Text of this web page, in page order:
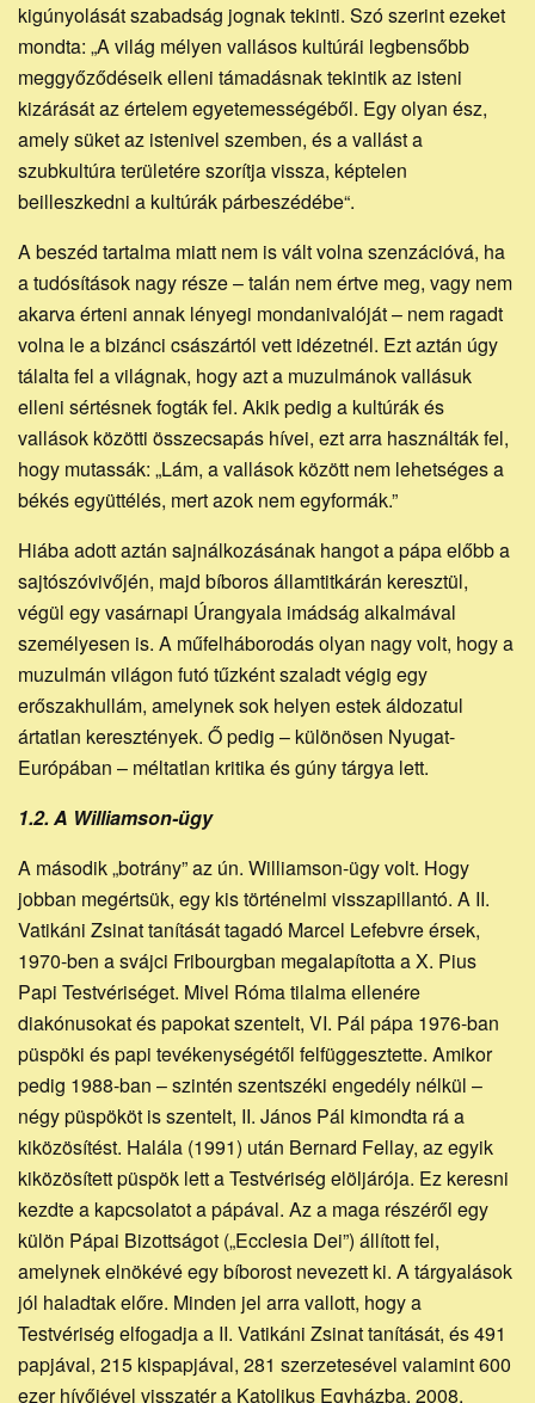
kigúnyolását szabadság jognak tekinti. Szó szerint ezeket
mondta: „A világ mélyen vallásos kultúrái legbensőbb
meggyőződéseik elleni támadásnak tekintik az isteni
kizárását az értelem egyetemességéből. Egy olyan ész,
amely süket az istenivel szemben, és a vallást a
szubkultúra területére szorítja vissza, képtelen
beilleszkedni a kultúrák párbeszédébe“.
A beszéd tartalma miatt nem is vált volna szenzációvá, ha
a tudósítások nagy része – talán nem értve meg, vagy nem
akarva érteni annak lényegi mondanivalóját – nem ragadt
volna le a bizánci császártól vett idézetnél. Ezt aztán úgy
tálalta fel a világnak, hogy azt a muzulmánok vallásuk
elleni sértésnek fogták fel. Akik pedig a kultúrák és
vallások közötti összecsapás hívei, ezt arra használták fel,
hogy mutassák: „Lám, a vallások között nem lehetséges a
békés együttélés, mert azok nem egyformák.”
Hiába adott aztán sajnálkozásának hangot a pápa előbb a
sajtószóvivőjén, majd bíboros államtitkárán keresztül,
végül egy vasárnapi Úrangyala imádság alkalmával
személyesen is. A műfelháborodás olyan nagy volt, hogy a
muzulmán világon futó tűzként szaladt végig egy
erőszakhullám, amelynek sok helyen estek áldozatul
ártatlan keresztények. Ő pedig – különösen Nyugat-
Európában – méltatlan kritika és gúny tárgya lett.
1.2. A Williamson-ügy
A második „botrány” az ún. Williamson-ügy volt. Hogy
jobban megértsük, egy kis történelmi visszapillantó. A II.
Vatikáni Zsinat tanítását tagadó Marcel Lefebvre érsek,
1970-ben a svájci Fribourgban megalapította a X. Pius
Papi Testvériséget. Mivel Róma tilalma ellenére
diakónusokat és papokat szentelt, VI. Pál pápa 1976-ban
püspöki és papi tevékenységétől felfüggesztette. Amikor
pedig 1988-ban – szintén szentszéki engedély nélkül –
négy püspököt is szentelt, II. János Pál kimondta rá a
kiközösítést. Halála (1991) után Bernard Fellay, az egyik
kiközösített püspök lett a Testvériség elöljárója. Ez keresni
kezdte a kapcsolatot a pápával. Az a maga részéről egy
külön Pápai Bizottságot („Ecclesia Dei”) állított fel,
amelynek elnökévé egy bíborost nevezett ki. A tárgyalások
jól haladtak előre. Minden jel arra vallott, hogy a
Testvériség elfogadja a II. Vatikáni Zsinat tanítását, és 491
papjával, 215 kispapjával, 281 szerzetesével valamint 600
ezer hívőjével visszatér a Katolikus Egyházba. 2008.